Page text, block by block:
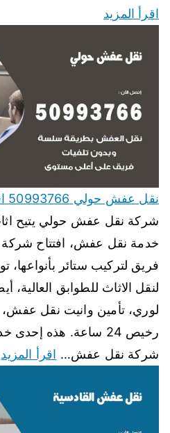
اقرأ المزيد
نقل عفش حولي 50993766 افضل نقل اثاث في حولي
شركة نقل عفش حولي يتيح
خدمة نقل عفش، افتتاح
فريق لتركيب ستائر بأنواعها،
لنقل الاثاث للطوابق العالية،
لوري، تأمين وانيت نقل
رخيص 24 ساعة. هذه
شركة نقل عفش… اقرأ المزيد